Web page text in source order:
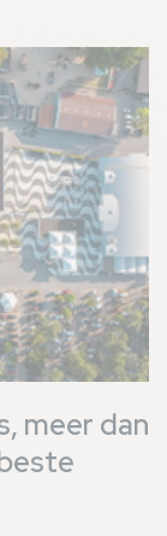
meer dan